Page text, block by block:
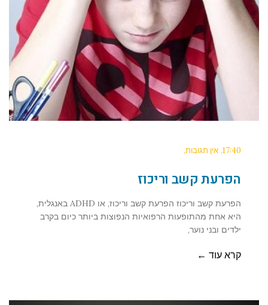
17:40 אין תגובות
הפרעת קשב וריכוז
הפרעת קשב וריכוז הפרעת קשב וריכוז, או ADHD באנגלית,
היא אחת מהתופעות הרפואיות הנפוצות ביותר כיום בקרב
ילדים ובני נוער,
קרא עוד ←